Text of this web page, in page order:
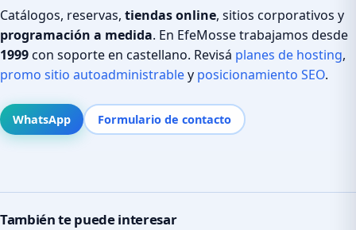
Catálogos, reservas, tiendas online, sitios corporativos y
programación a medida. En EfeMosse trabajamos desde
1999con soporte en castellano. Revisá planes de hosting,
promo sitio autoadministrabley posicionamiento SEO.
WhatsApp Formulario de contacto
También te puede interesar